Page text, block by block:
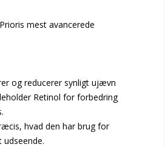
mest avancerede
og reducerer synligt ujævn
Retinol for forbedring
hvad den har brug for